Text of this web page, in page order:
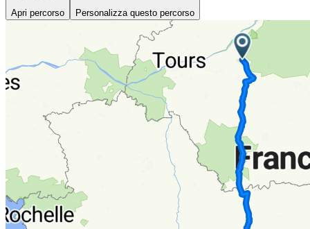
Apri percorso Personalizza questo percorso